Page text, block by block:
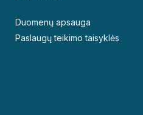
Duomenų apsauga
Paslaugų teikimo taisyklės